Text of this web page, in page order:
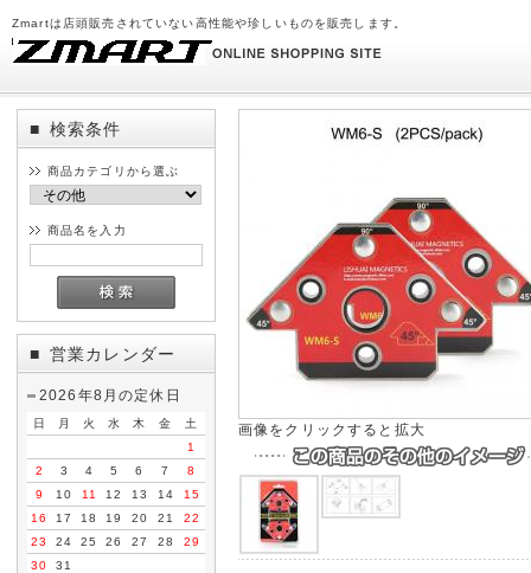
Zmartは店頭販売されていない高性能や珍しいものを販売します。
■ 検索条件
商品カテゴリから選ぶ
商品名を入力
■ 営業カレンダー
2026年8月の定休日
日 月 火 水 木 金
土
1
2
3 4 5 6 7
8
9
10 11 12 13 14
15
16
17 18 19 20 21
22
23
24 25 26 27 28
29
30
31
画像をクリックすると拡大